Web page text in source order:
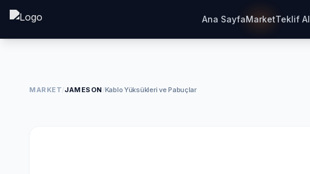
Ana SayfaMarketTeklif Al
MARKET/JAMESON /Kablo Yüksükleri ve Pabuçlar